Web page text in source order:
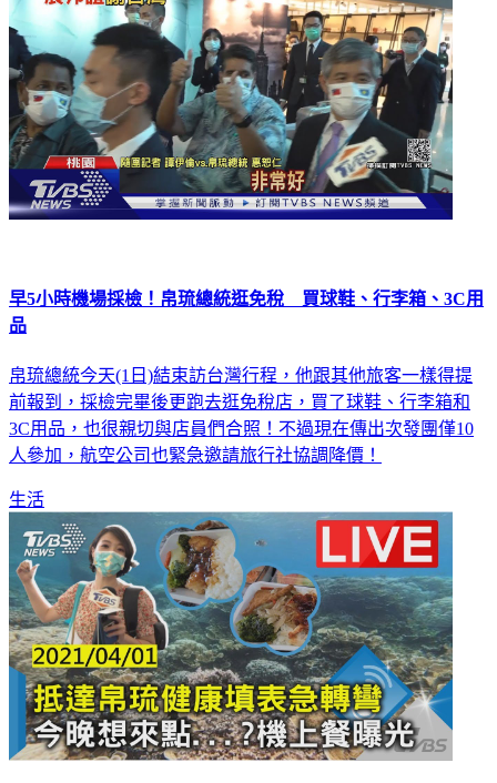
早5小時機場採檢！帛琉總統逛免稅 買球鞋、行李箱、3C用
品
帛琉總統今天(1日)結束訪台灣行程，他跟其他旅客一樣得提
前報到，採檢完畢後更跑去逛免稅店，買了球鞋、行李箱和
3C用品，也很親切與店員們合照！不過現在傳出次發團僅10
人參加，航空公司也緊急邀請旅行社協調降價！
生活